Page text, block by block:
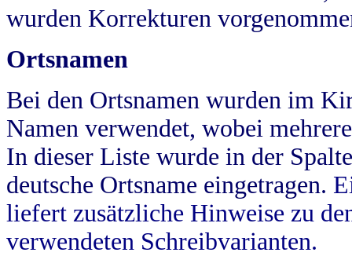
wurden Korrekturen
Ortsnamen
Bei den Ortsnamen wurden im
Namen verwendet, wobei
In dieser Liste wurde in der
deutsche Ortsname eingetragen.
liefert zusätzliche Hinweise zu
verwendeten Schreibvarianten.